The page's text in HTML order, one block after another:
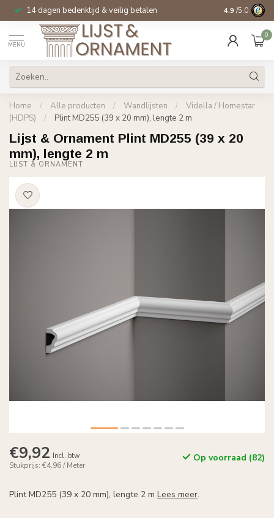
14 dagen bedenktijd & veilig betalen Specialist in
4.9 /5.0
MENU
0
Home / Alle producten / Wandlijsten /
Vidella / Homestar
(HDPS)
/ Plint MD255 (39 x 20 mm), lengte 2 m
Lijst & Ornament Plint MD255 (39 x 20
mm), lengte 2 m
LIJST & ORNAMENT
€9,92 Incl. btw
Stukprijs: €4,96 / Meter
Op voorraad (82)
Plint MD255 (39 x 20 mm), lengte 2 m Lees meer.